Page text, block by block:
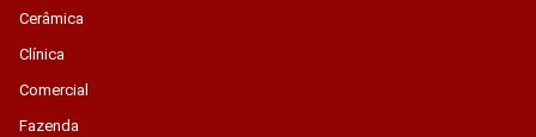
Cerâmica
Clínica
Comercial
Fazenda